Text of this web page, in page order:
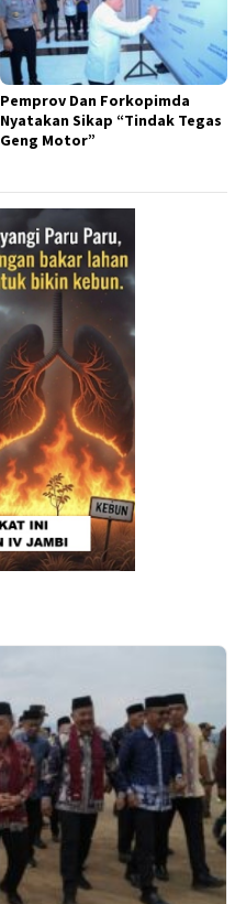
Pemprov Dan Forkopimda
Nyatakan Sikap “Tindak Tegas
Geng Motor”